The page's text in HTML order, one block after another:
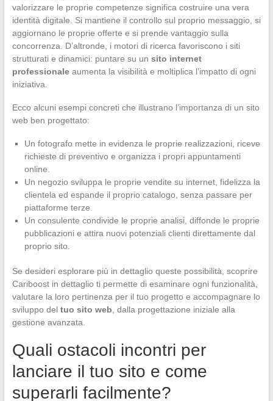
valorizzare le proprie competenze significa costruire una vera
identità digitale. Si mantiene il controllo sul proprio messaggio, si
aggiornano le proprie offerte e si prende vantaggio sulla
concorrenza. D’altronde, i motori di ricerca favoriscono i siti
strutturati e dinamici: puntare su un sito internet
professionaleaumenta la visibilità e moltiplica l’impatto di ogni
iniziativa.
Ecco alcuni esempi concreti che illustrano l’importanza di un sito
web ben progettato:
Un fotografo mette in evidenza le proprie realizzazioni, riceve
richieste di preventivo e organizza i propri appuntamenti
online.
Un negozio sviluppa le proprie vendite su internet, fidelizza la
clientela ed espande il proprio catalogo, senza passare per
piattaforme terze.
Un consulente condivide le proprie analisi, diffonde le proprie
pubblicazioni e attira nuovi potenziali clienti direttamente dal
proprio sito.
Se desideri esplorare più in dettaglio queste possibilità, scoprire
Cariboost in dettaglio ti permette di esaminare ogni funzionalità,
valutare la loro pertinenza per il tuo progetto e accompagnare lo
sviluppo del tuo sito web , dalla progettazione iniziale alla
gestione avanzata.
Quali ostacoli incontri per
lanciare il tuo sito e come
superarli facilmente?